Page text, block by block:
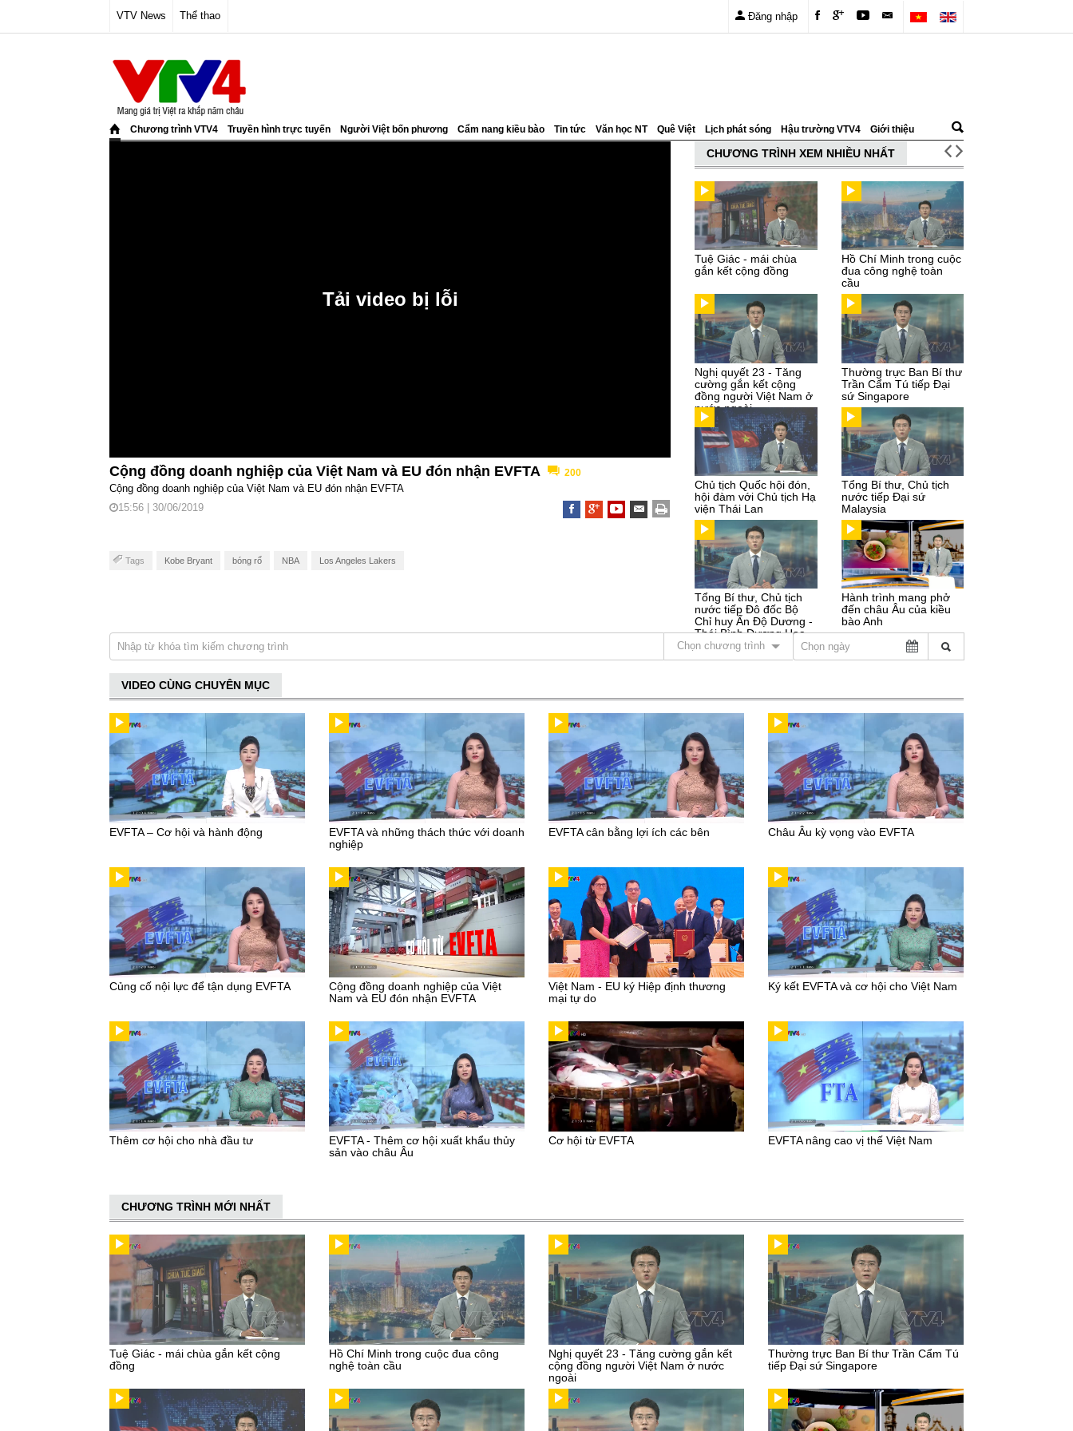
VTV News Thể thao Đăng nhập
Chương trình VTV4 Truyền hình trực tuyến Người Việt bốn phương Cẩm nang kiều bào Tin tức Văn học NT Quê Việt Lịch phát sóng Hậu trường VTV4 Giới thiệu
Cộng đồng doanh nghiệp của Việt Nam và EU đón nhận EVFTA 200
Cộng đồng doanh nghiệp của Việt Nam và EU đón nhận EVFTA
15:56 | 30/06/2019
Tags Kobe Bryant bóng rổ NBA Los Angeles Lakers
CHƯƠNG TRÌNH XEM NHIỀU NHẤT
Tuệ Giác - mái chùa
gắn kết cộng đồng
Hồ Chí Minh trong cuộc
đua công nghệ toàn
cầu
Nghị quyết 23 - Tăng
cường gắn kết cộng
đồng người Việt Nam ở
nước ngoài
Thường trực Ban Bí thư
Trần Cẩm Tú tiếp Đại
sứ Singapore
Chủ tịch Quốc hội đón,
hội đàm với Chủ tịch Hạ
viện Thái Lan
Tổng Bí thư, Chủ tịch
nước tiếp Đại sứ
Malaysia
Tổng Bí thư, Chủ tịch
nước tiếp Đô đốc Bộ
Chỉ huy Ấn Độ Dương -
Thái Bình Dương Hoa
Kỳ
Hành trình mang phở
đến châu Âu của kiều
bào Anh
Chọn chương trình
VIDEO CÙNG CHUYÊN MỤC
EVFTA – Cơ hội và hành động
EVFTA và những thách thức với doanh
nghiệp
EVFTA cân bằng lợi ích các bên Châu Âu kỳ vọng vào EVFTA
Củng cố nội lực để tận dụng EVFTA
Cộng đồng doanh nghiệp của Việt
Nam và EU đón nhận EVFTA
Việt Nam - EU ký Hiệp định thương
mại tự do
Ký kết EVFTA và cơ hội cho Việt Nam
Thêm cơ hội cho nhà đầu tư
EVFTA - Thêm cơ hội xuất khẩu thủy
sản vào châu Âu
Cơ hội từ EVFTA EVFTA nâng cao vị thế Việt Nam
CHƯƠNG TRÌNH MỚI NHẤT
Tuệ Giác - mái chùa gắn kết cộng
đồng
Hồ Chí Minh trong cuộc đua công
nghệ toàn cầu
Nghị quyết 23 - Tăng cường gắn kết
cộng đồng người Việt Nam ở nước
ngoài
Thường trực Ban Bí thư Trần Cẩm Tú
tiếp Đại sứ Singapore